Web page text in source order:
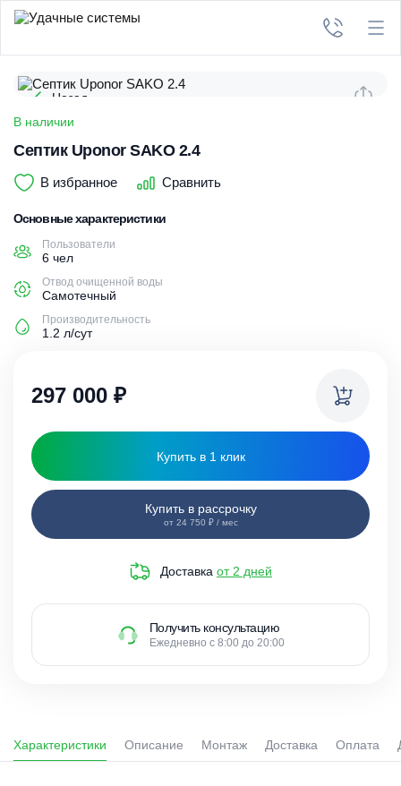
Назад
В наличии
Септик Uponor SAKO 2.4
В избранное Сравнить
Основные характеристики
Пользователи
6 чел
Отвод очищенной воды
Самотечный
Производительность
1.2 л/сут
297 000 ₽
Купить в 1 клик
Купить в рассрочку
от 24 750 ₽ / мес
Доставка от 2 дней
Получить консультацию
Ежедневно с 8:00 до 20:00
Характеристики Описание Монтаж Доставка Оплата